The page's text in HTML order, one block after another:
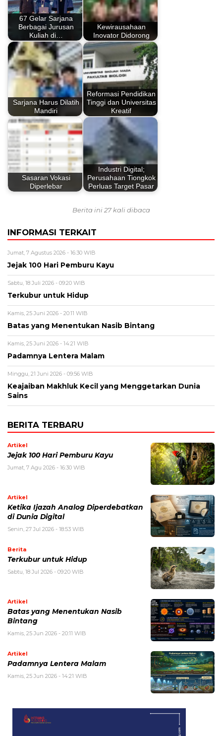
67 Gelar Sarjana
Berbagai Jurusan
Kuliah di…
Kewirausahaan
Inovator Didorong
Sarjana Harus Dilatih
Mandiri
Reformasi Pendidikan
Tinggi dan Universitas
Kreatif
Sasaran Vokasi
Diperlebar
Industri Digital;
Perusahaan Tiongkok
Perluas Target Pasar
Berita ini 27 kali dibaca
INFORMASI TERKAIT
Jumat, 7 Agustus 2026 - 16:30 WIB
Jejak 100 Hari Pemburu Kayu
Sabtu, 18 Juli 2026 - 09:20 WIB
Terkubur untuk Hidup
Kamis, 25 Juni 2026 - 20:11 WIB
Batas yang Menentukan Nasib Bintang
Kamis, 25 Juni 2026 - 14:21 WIB
Padamnya Lentera Malam
Minggu, 21 Juni 2026 - 09:56 WIB
Keajaiban Makhluk Kecil yang Menggetarkan Dunia
Sains
BERITA TERBARU
Artikel
Jejak 100 Hari Pemburu Kayu
Jumat, 7 Agu 2026 - 16:30 WIB
Artikel
Ketika Ijazah Analog Diperdebatkan
di Dunia Digital
Senin, 27 Jul 2026 - 18:53 WIB
Berita
Terkubur untuk Hidup
Sabtu, 18 Jul 2026 - 09:20 WIB
Artikel
Batas yang Menentukan Nasib
Bintang
Kamis, 25 Jun 2026 - 20:11 WIB
Artikel
Padamnya Lentera Malam
Kamis, 25 Jun 2026 - 14:21 WIB